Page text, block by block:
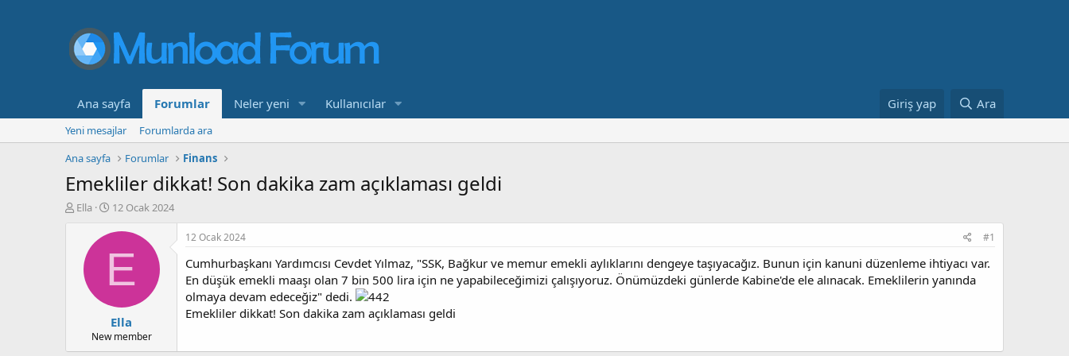
Ana sayfa Forumlar Neler yeni Kullanıcılar Giriş yap Ara
Yeni mesajlar
Forumlarda ara
Ana sayfa
Forumlar Finans
Emekliler dikkat! Son dakika zam açıklaması geldi
K
l
Ella
B
ş
a
n
ı
ç
t
a
12 Ocak 2024
E
Ella
New member
12 Ocak 2024 #1
Cumhurbaşkanı Yardımcısı Cevdet Yılmaz, "SSK, Bağkur ve memur emekli aylıklarını dengeye taşıyacağız. Bunun için kanuni düzenleme ihtiyacı var.
En düşük emekli maaşı olan 7 bin 500 lira için ne yapabileceğimizi çalışıyoruz. Önümüzdeki günlerde Kabine'de ele alınacak. Emeklilerin yanında
olmaya devam edeceğiz" dedi.
Emekliler dikkat! Son dakika zam açıklaması geldi